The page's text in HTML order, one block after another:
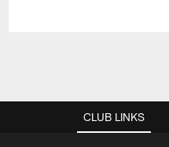
CLUB LINKS